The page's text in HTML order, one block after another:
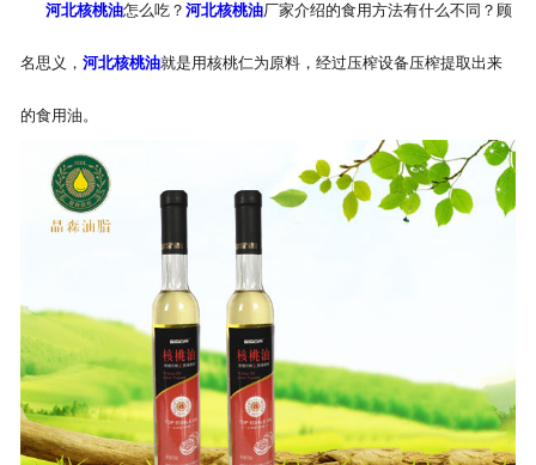
公司官网
河北核桃油怎么吃？ 河北核桃油厂家介绍的食用方法有什么不同？顾
名思义， 河北核桃油就是用核桃仁为原料，经过压榨设备压榨提取出来
的食用油。